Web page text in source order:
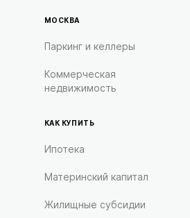
МОСКВА
Паркинг и келлеры
Коммерческая
недвижимость
КАК КУПИТЬ
Ипотека
Материнский капитал
Жилищные субсидии